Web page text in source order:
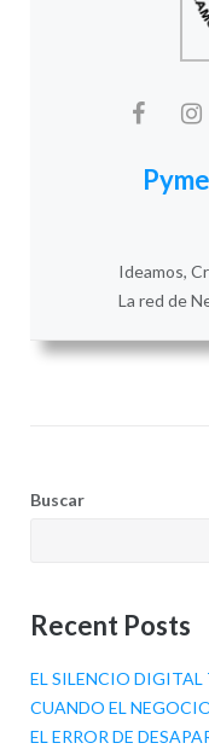
Ideamos,
La red de
Buscar
Recent Posts
EL SILENCIO
CUANDO EL
EL ERROR DE